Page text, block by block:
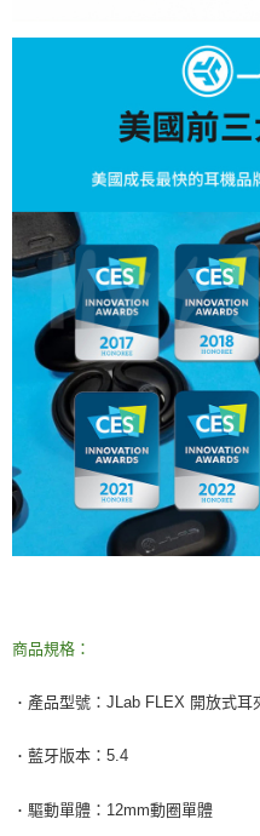
商品規格：
． 產品型號：JLab FLEX 開放式耳
． 藍牙版本：5.4
． 驅動單體：12mm動圈單體